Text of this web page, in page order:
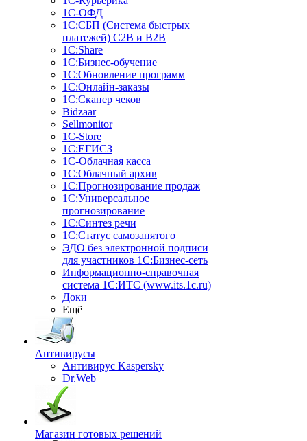
1С-ОФД
1С:СБП (Система быстрых
платежей) C2B и B2B
1С:Share
1С:Бизнес-обучение
1С:Обновление программ
1С:Онлайн-заказы
1С:Сканер чеков
Bidzaar
Sellmonitor
1C-Store
1С:ЕГИСЗ
1С-Облачная касса
1С:Облачный архив
1С:Прогнозирование продаж
1С:Универсальное
прогнозирование
1С:Синтез речи
1С:Статус самозанятого
ЭДО без электронной подписи
для участников 1С:Бизнес-сеть
Информационно-справочная
система 1С:ИТС (www.its.1c.ru)
Доки
Ещё
Антивирусы
Антивирус Kaspersky
Dr.Web
Магазин готовых решений